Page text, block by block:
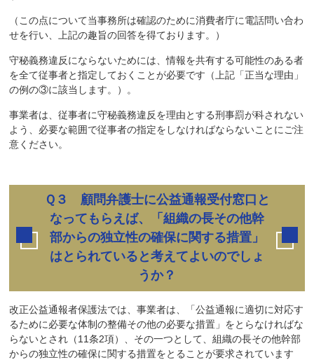
（この点について当事務所は確認のために消費者庁に電話問い合わ
せを行い、上記の趣旨の回答を得ております。）
守秘義務違反にならないためには、情報を共有する可能性のある者
を全て従事者と指定しておくことが必要です（上記「正当な理由」
の例の③に該当します。）。
事業者は、従事者に守秘義務違反を理由とする刑事罰が科されない
よう、必要な範囲で従事者の指定をしなければならないことにご注
意ください。
Ｑ３ 顧問弁護士に公益通報受付窓口と
なってもらえば、「組織の長その他幹
部からの独立性の確保に関する措置」
はとられていると考えてよいのでしょ
うか？
改正公益通報者保護法では、事業者は、「公益通報に適切に対応す
るために必要な体制の整備その他の必要な措置」をとらなければな
らないとされ（11条2項）、その一つとして、組織の長その他幹部
からの独立性の確保に関する措置をとることが要求されています